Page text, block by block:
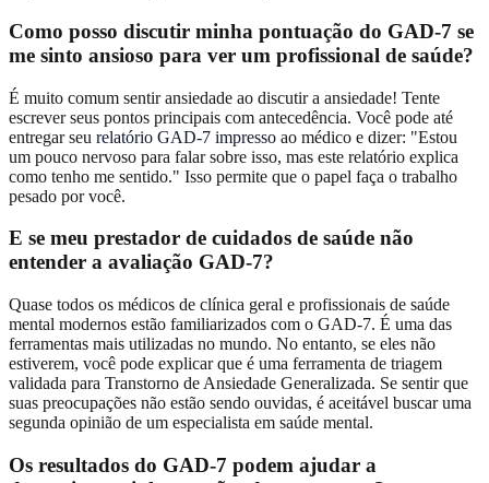
Como posso discutir minha pontuação do GAD-7 se
me sinto ansioso para ver um profissional de saúde?
É muito comum sentir ansiedade ao discutir a ansiedade! Tente
escrever seus pontos principais com antecedência. Você pode até
entregar seu relatório GAD-7 impresso ao médico e dizer: "Estou
um pouco nervoso para falar sobre isso, mas este relatório explica
como tenho me sentido." Isso permite que o papel faça o trabalho
pesado por você.
E se meu prestador de cuidados de saúde não
entender a avaliação GAD-7?
Quase todos os médicos de clínica geral e profissionais de saúde
mental modernos estão familiarizados com o GAD-7. É uma das
ferramentas mais utilizadas no mundo. No entanto, se eles não
estiverem, você pode explicar que é uma ferramenta de triagem
validada para Transtorno de Ansiedade Generalizada. Se sentir que
suas preocupações não estão sendo ouvidas, é aceitável buscar uma
segunda opinião de um especialista em saúde mental.
Os resultados do GAD-7 podem ajudar a